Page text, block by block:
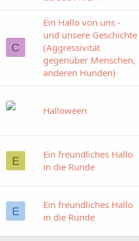
C
Ein Hallo von uns -
und unsere Geschichte
(Aggressivität
gegenüber Menschen,
anderen Hunden)
Halloween
E
Ein freundliches Hallo
in die Runde
E
Ein freundliches Hallo
in die Runde